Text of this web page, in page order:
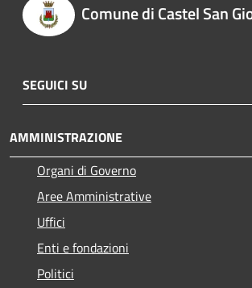
Comune di Castel San
SEGUICI SU
AMMINISTRAZIONE
Organi di Governo
Aree Amministrative
Uffici
Enti e fondazioni
Politici